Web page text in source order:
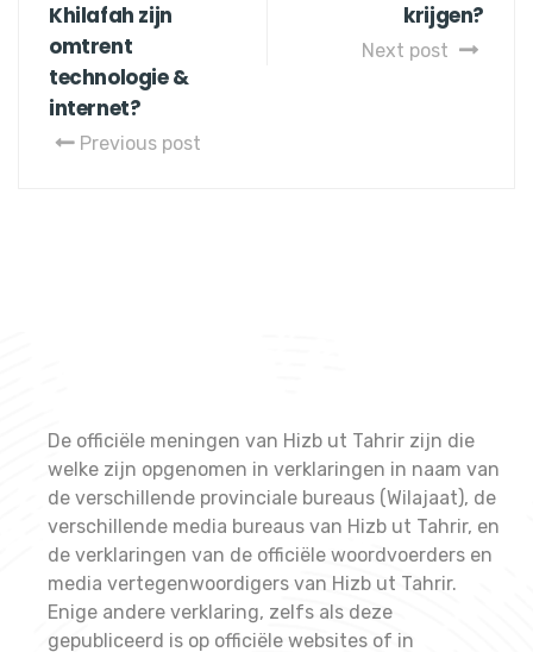
Khilafah zijn
omtrent
technologie &
internet?
Previous post
krijgen?
Next post
De officiële meningen van Hizb ut Tahrir zijn die
welke zijn opgenomen in verklaringen in naam van
de verschillende provinciale bureaus (Wilajaat), de
verschillende media bureaus van Hizb ut Tahrir, en
de verklaringen van de officiële woordvoerders en
media vertegenwoordigers van Hizb ut Tahrir.
Enige andere verklaring, zelfs als deze
gepubliceerd is op officiële websites of in